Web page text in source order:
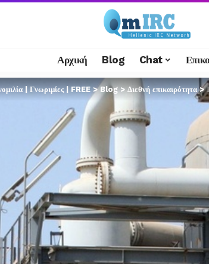
Αρχική Blog Chat
| Γνωριμίες | FREE>Blog>Διεθνή επικαιρότητα>